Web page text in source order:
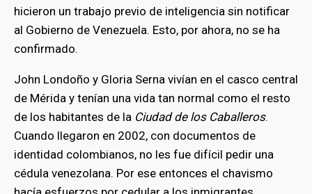
hicieron un trabajo previo de inteligencia sin notificar
al Gobierno de Venezuela. Esto, por ahora, no se ha
confirmado.
John Londoño y Gloria Serna vivían en el casco central
de Mérida y tenían una vida tan normal como el resto
de los habitantes de la Ciudad de los Caballeros.
Cuando llegaron en 2002, con documentos de
identidad colombianos, no les fue difícil pedir una
cédula venezolana. Por ese entonces el chavismo